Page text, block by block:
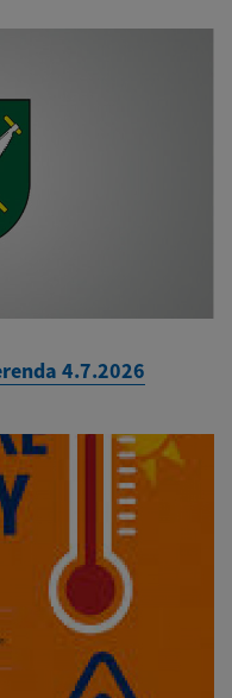
4.7.2026